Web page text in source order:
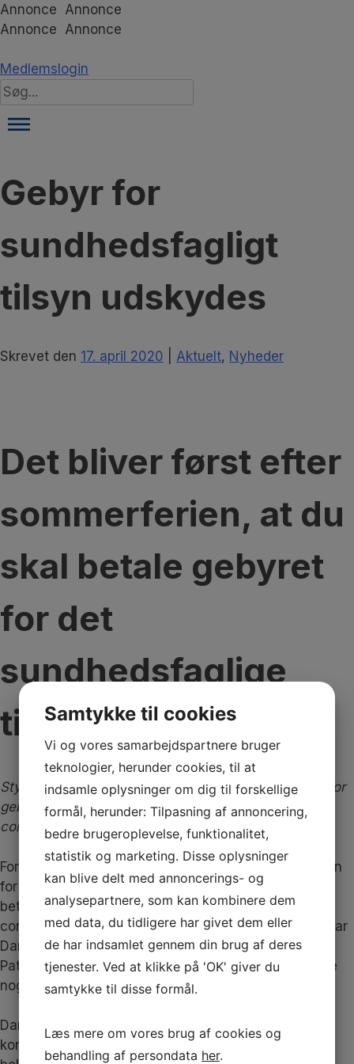
Hop
til
Annonce Annonce
Annonce Annonce
Medlemslogin
Search
for:
Gebyr for
sundhedsfagligt
tilsyn udskydes
Skrevet den 17. april 2020 Aktuelt, Nyheder
Det bliver først efter
sommerferien, at du
skal betale gebyret
for det
sundhedsfaglige
tilsyn
Styrelsen for Patientsikkerhed udskyder betalingen for
gebyr for det sundhedsfaglige tilsyn på grund af
coronakrisenFoto: IstockPhoto
Forsommeren er normalt det tidspunkt, hvor Styrelsen
for Patientsikkerhed sender den årlige faktura for
betaling fordet sundhedsfaglige tilsyn. I lyset af
coronakrisen og den spinkle indtjening i klinikkerne har
Danske Fodterapeuter kontaktet Styrelsen for
Patientsikkerhed for at høre, om det er muligt at gøre
noget ved denne opkrævning.
Danske Fodterapeuter har ikke været alene om at
kontakte Styrelsen for Patientsikkerhed om
Samtykke til cookies
Vi og vores samarbejdspartnere bruger
teknologier, herunder cookies, til at
indsamle oplysninger om dig til forskellige
formål, herunder: Tilpasning af annoncering,
bedre brugeroplevelse, funktionalitet,
statistik og marketing. Disse oplysninger
kan blive delt med annoncerings- og
analysepartnere, som kan kombinere dem
med data, du tidligere har givet dem eller
de har indsamlet gennem din brug af deres
tjenester. Ved at klikke på 'OK' giver du
samtykke til disse formål.
Læs mere om vores brug af cookies og
behandling af persondata her.